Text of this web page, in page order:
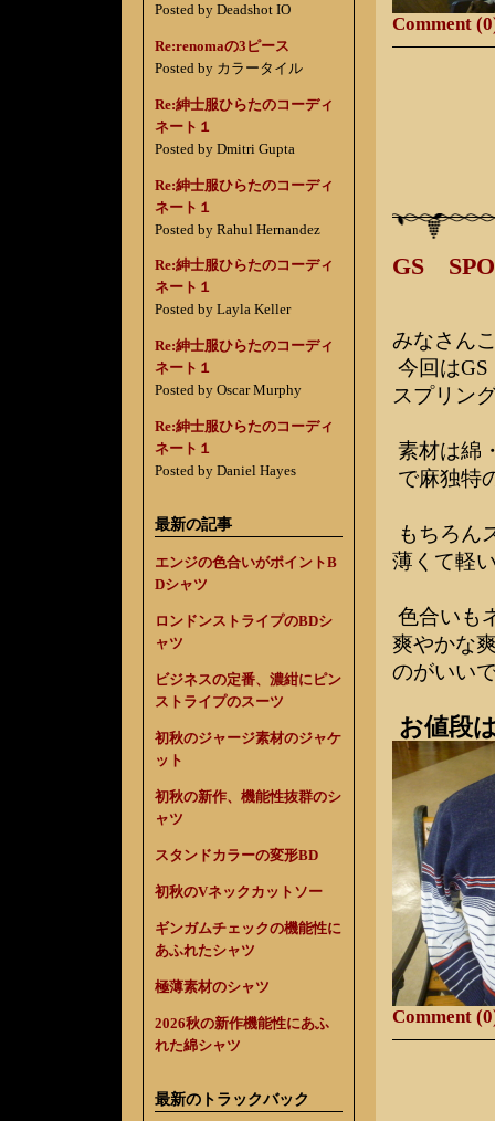
Posted by Deadshot IO
Re:renomaの3ピース
Posted by カラータイル
Re:紳士服ひらたのコーディ
ネート１
Posted by Dmitri Gupta
Re:紳士服ひらたのコーディ
ネート１
Posted by Rahul Hernandez
Re:紳士服ひらたのコーディ
ネート１
Posted by Layla Keller
Re:紳士服ひらたのコーディ
ネート１
Posted by Oscar Murphy
Re:紳士服ひらたのコーディ
ネート１
Posted by Daniel Hayes
最新の記事
エンジの色合いがポイントB
Dシャツ
ロンドンストライプのBDシ
ャツ
ビジネスの定番、濃紺にピン
ストライプのスーツ
初秋のジャージ素材のジャケ
ット
初秋の新作、機能性抜群のシ
ャツ
スタンドカラーの変形BD
初秋のVネックカットソー
ギンガムチェックの機能性に
あふれたシャツ
極薄素材のシャツ
2026秋の新作機能性にあふ
れた綿シャツ
最新のトラックバック
Comment
GS
みなさん
今回は
スプリン
素材は綿
で麻独特
もちろん
薄くて軽
色合いも
爽やかな
のがいい
お値段
Comment